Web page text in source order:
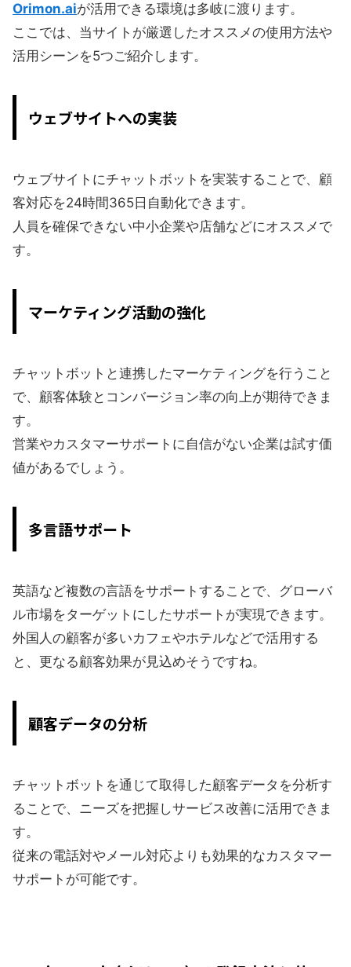
Orimon.aiが活用できる環境は多岐に渡ります。
ここでは、当サイトが厳選したオススメの使用方法や
活用シーンを5つご紹介します。
ウェブサイトへの実装
ウェブサイトにチャットボットを実装することで、顧
客対応を24時間365日自動化できます。
人員を確保できない中小企業や店舗などにオススメで
す。
マーケティング活動の強化
チャットボットと連携したマーケティングを行うこと
で、顧客体験とコンバージョン率の向上が期待できま
す。
営業やカスタマーサポートに自信がない企業は試す価
値があるでしょう。
多言語サポート
英語など複数の言語をサポートすることで、グローバ
ル市場をターゲットにしたサポートが実現できます。
外国人の顧客が多いカフェやホテルなどで活用する
と、更なる顧客効果が見込めそうですね。
顧客データの分析
チャットボットを通じて取得した顧客データを分析す
ることで、ニーズを把握しサービス改善に活用できま
す。
従来の電話対やメール対応よりも効果的なカスタマー
サポートが可能です。